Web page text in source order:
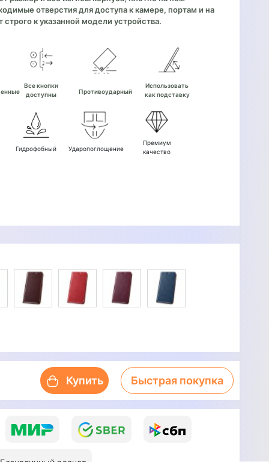
отверстия для доступа к камере, портам и на
к указанной модели устройства.
Все кнопки
доступны
Противоударный
Использовать
как подставку
Гидрофобный Ударопоглощение
Премиум
качество
Купить Быстрая покупка